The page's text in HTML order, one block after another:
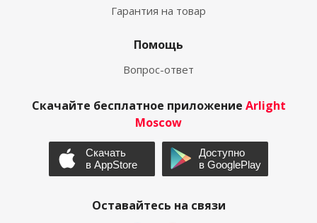
Гарантия на товар
Помощь
Вопрос-ответ
Скачайте бесплатное приложение Arlight
Moscow
Оставайтесь на связи